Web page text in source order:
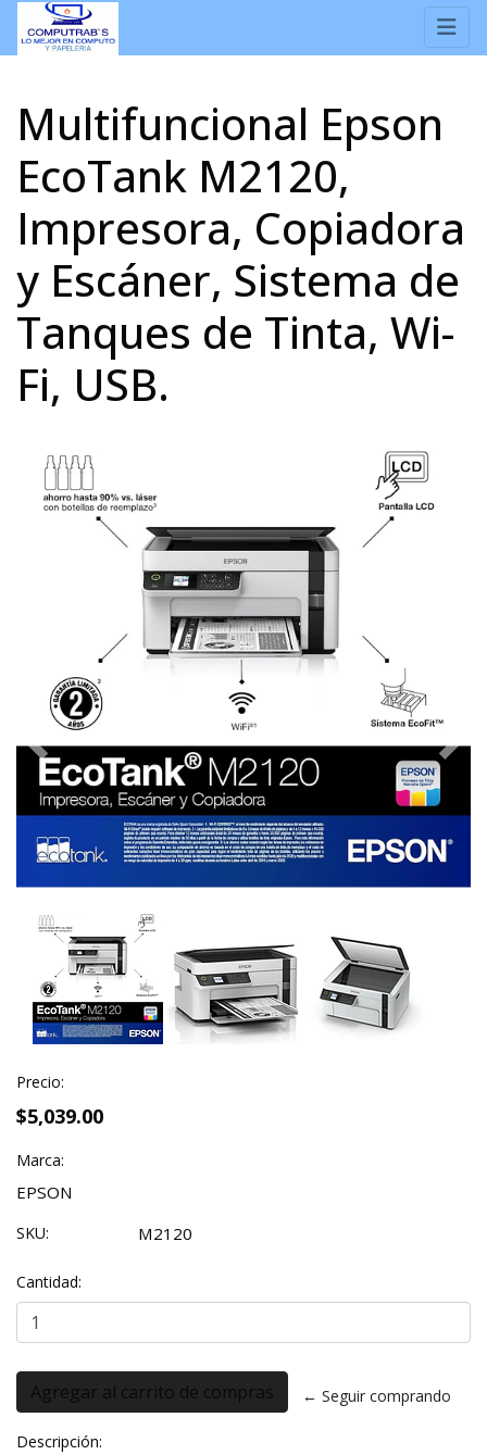
Multifuncional Epson
EcoTank M2120,
Impresora, Copiadora
y Escáner, Sistema de
Tanques de Tinta, Wi-
Fi, USB.
Previous Next
Precio:
$5,039.00
Marca:
EPSON
SKU: M2120
Cantidad:
← Seguir comprando
Descripción: